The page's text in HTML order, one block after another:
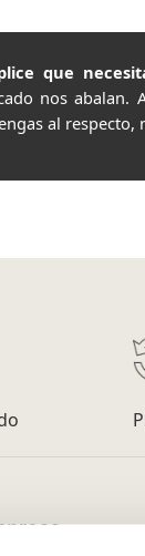
que
nos
al